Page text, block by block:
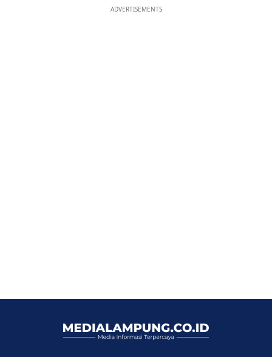
ADVERTISEMENTS